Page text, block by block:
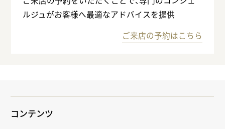
ルジュがお客様へ最適なアドバイスを提供
ご来店の予約はこちら
コンテンツ